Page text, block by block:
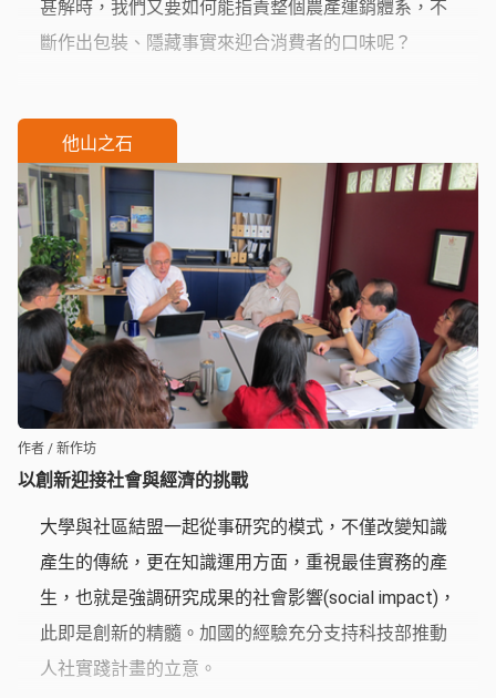
甚解時，我們又要如何能指責整個農產運銷體系，不
斷作出包裝、隱藏事實來迎合消費者的口味呢？
他山之石
以創新迎接社會與經濟的挑戰
作者 / 新作坊
大學與社區結盟一起從事研究的模式，不僅改變知識
產生的傳統，更在知識運用方面，重視最佳實務的產
生，也就是強調研究成果的社會影響(social impact)，
此即是創新的精髓。加國的經驗充分支持科技部推動
人社實踐計畫的立意。